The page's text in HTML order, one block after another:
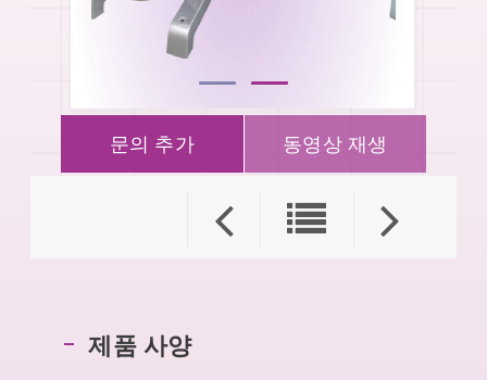
문의 추가 동영상 재생
제품 사양